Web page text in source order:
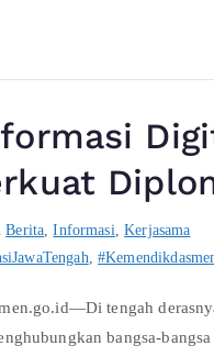
Berita,Informasi,Kerjasama
,
tengah
bangsa-